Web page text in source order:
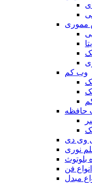
مموری
وب کم
حافظه
نوری
بلوتوث
انواع فن
مبدل